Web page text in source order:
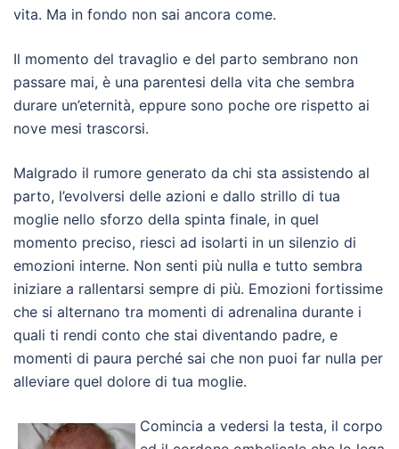
vita. Ma in fondo non sai ancora come.
Il momento del travaglio e del parto sembrano non
passare mai, è una parentesi della vita che sembra
durare un’eternità, eppure sono poche ore rispetto ai
nove mesi trascorsi.
Malgrado il rumore generato da chi sta assistendo al
parto, l’evolversi delle azioni e dallo strillo di tua
moglie nello sforzo della spinta finale, in quel
momento preciso, riesci ad isolarti in un silenzio di
emozioni interne. Non senti più nulla e tutto sembra
iniziare a rallentarsi sempre di più. Emozioni fortissime
che si alternano tra momenti di adrenalina durante i
quali ti rendi conto che stai diventando padre, e
momenti di paura perché sai che non puoi far nulla per
alleviare quel dolore di tua moglie.
Comincia a vedersi la testa, il corpo